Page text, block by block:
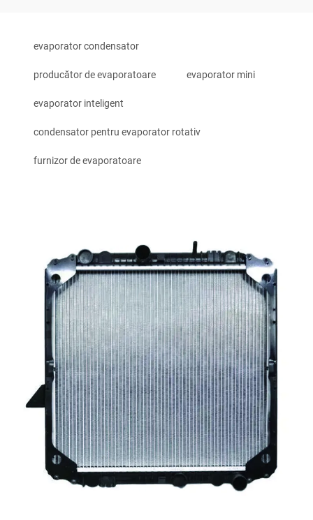
evaporator condensator
producător de evaporatoare evaporator mini
evaporator inteligent
condensator pentru evaporator rotativ
furnizor de evaporatoare